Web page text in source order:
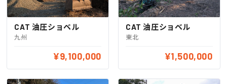
CAT 油圧ショベル
九州
¥9,100,000
CAT 油圧ショベル
東北
¥1,500,000